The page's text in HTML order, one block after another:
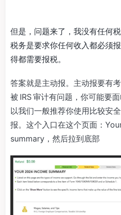
但是，问题来了，我没有任何
税务是要求你任何收入都必须
得都需要报税。
答案就是主动报。主动报要有
被 IRS 审计有问题，你可能要
以我们一般推荐你使用比较安
报。这个入口在这个页面：
summary，然后拉到底部